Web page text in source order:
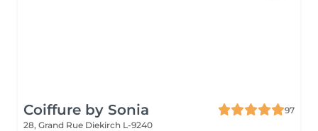
Coiffure by Sonia
97
28, Grand Rue Diekirch L-9240